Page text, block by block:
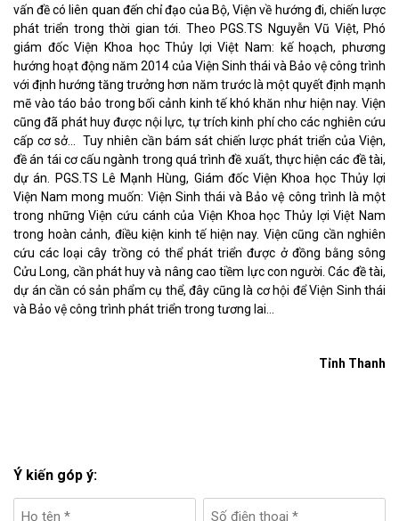
vấn đề có liên quan đến chỉ đạo của Bộ, Viện về hướng đi, chiến lược
phát triển trong thời gian tới. Theo PGS.TS Nguyễn Vũ Việt, Phó
giám đốc Viện Khoa học Thủy lợi Việt Nam: kế hoạch, phương
hướng hoạt động năm 2014 của Viện Sinh thái và Bảo vệ công trình
với định hướng tăng trưởng hơn năm trước là một quyết định mạnh
mẽ vào táo bảo trong bối cảnh kinh tế khó khăn như hiện nay. Viện
cũng đã phát huy được nội lực, tự trích kinh phí cho các nghiên cứu
cấp cơ sở…
Tuy nhiên cần bám sát chiến lược phát triển của Viện,
đề án tái cơ cấu ngành trong quá trình đề xuất, thực hiện các đề tài,
dự án. PGS.TS Lê Mạnh Hùng, Giám đốc Viện Khoa học Thủy lợi
Viện Nam mong muốn: Viện Sinh thái và Bảo vệ công trình là một
trong những Viện cứu cánh của Viện Khoa học Thủy lợi Việt Nam
trong hoàn cảnh, điều kiện kinh tế hiện nay. Viện cũng cần nghiên
cứu các loại cây trồng có thể phát triển được ở đồng bằng sông
Cửu Long, cần phát huy và nâng cao tiềm lực con người. Các đề tài,
dự án cần có sản phẩm cụ thể, đây cũng là cơ hội để Viện Sinh thái
và Bảo vệ công trình phát triển trong tương lai…
Tỉnh Thanh
Ý kiến góp ý: